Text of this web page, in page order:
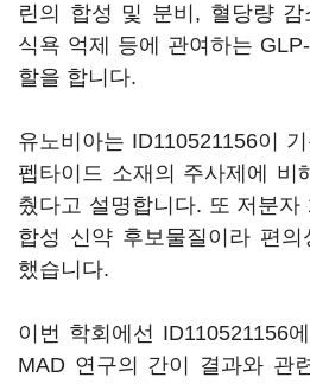
린의 합성 및 분비, 혈당량
식욕 억제 등에 관여하는
할을 합니다.
유노비아는 ID110521156이
펩타이드 소재의 주사제에 비
췄다고 설명합니다. 또 저분
합성 신약 후보물질이라 편
했습니다.
이번 학회에선 ID110521156
MAD 연구의 간이 결과와 관